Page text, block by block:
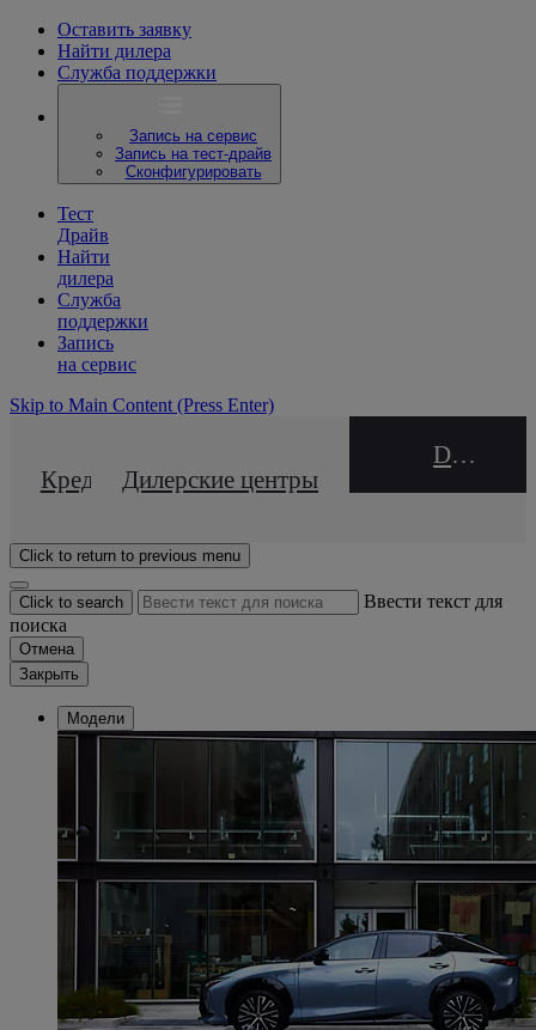
Оставить заявку
Найти дилера
Служба поддержки
Запись на сервис
Запись на тест-драйв
Сконфигурировать
Тест
Драйв
Найти
дилера
Служба
поддержки
Запись
на сервис
Skip to Main Content (Press Enter)
Кредитный калькулятор
Дилерские центры
DEALER NAME
Click to return to previous menu
Click to search
Ввести текст для
поиска
Отмена
Закрыть
Модели